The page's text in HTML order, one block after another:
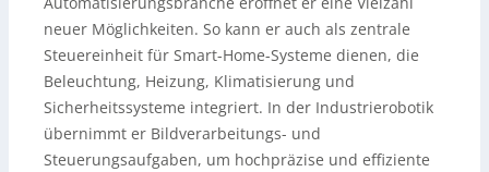
neuer Möglichkeiten. So kann er auch als zentrale
Steuereinheit für Smart-Home-Systeme dienen, die
Beleuchtung, Heizung, Klimatisierung und
Sicherheitssysteme integriert. In der Industrierobotik
übernimmt er Bildverarbeitungs- und
Steuerungsaufgaben, um hochpräzise und effiziente